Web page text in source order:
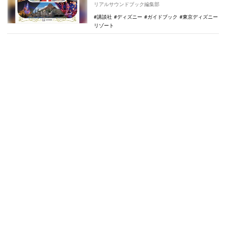
京…
リアルサウンドブック編集部
講談社
ディズニー ガイドブック
東京ディズニー
リゾート